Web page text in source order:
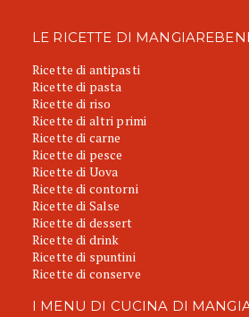
LE RICETTE DI
Ricette di antipasti
Ricette di pasta
Ricette di riso
Ricette di altri primi
Ricette di carne
Ricette di pesce
Ricette di Uova
Ricette di contorni
Ricette di Salse
Ricette di dessert
Ricette di drink
Ricette di spuntini
Ricette di conserve
I MENU DI CUCINA DI